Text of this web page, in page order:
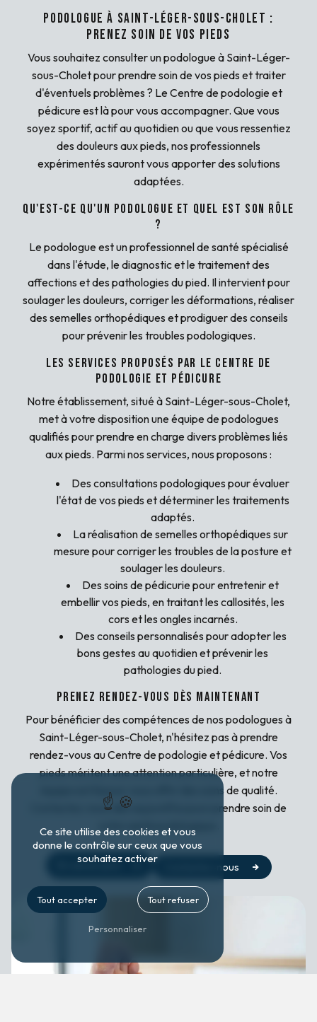
Podologue à Saint-Léger-sous-Cholet :
prenez soin de vos pieds
Vous souhaitez consulter un podologue à Saint-Léger-
sous-Cholet pour prendre soin de vos pieds et traiter
d'éventuels problèmes ? Le Centre de podologie et
pédicure est là pour vous accompagner. Que vous
soyez sportif, actif au quotidien ou que vous ressentiez
des douleurs aux pieds, nos professionnels
expérimentés sauront vous apporter des solutions
adaptées.
Qu'est-ce qu'un podologue et quel est son rôle
?
Le podologue est un professionnel de santé spécialisé
dans l'étude, le diagnostic et le traitement des
affections et des pathologies du pied. Il intervient pour
soulager les douleurs, corriger les déformations, réaliser
des semelles orthopédiques et prodiguer des conseils
pour prévenir les troubles podologiques.
Les services proposés par le Centre de
podologie et pédicure
Notre établissement, situé à Saint-Léger-sous-Cholet,
met à votre disposition une équipe de podologues
qualifiés pour prendre en charge divers problèmes liés
aux pieds. Parmi nos services, nous proposons :
Des consultations podologiques pour évaluer
l'état de vos pieds et déterminer les traitements
adaptés.
La réalisation de semelles orthopédiques sur
mesure pour corriger les troubles de la posture et
soulager les douleurs.
Des soins de pédicurie pour entretenir et
embellir vos pieds, en traitant les callosités, les
cors et les ongles incarnés.
Des conseils personnalisés pour adopter les
bons gestes au quotidien et prévenir les
pathologies du pied.
Prenez rendez-vous dès maintenant
Pour bénéficier des compétences de nos podologues à
Saint-Léger-sous-Cholet, n'hésitez pas à prendre
rendez-vous au Centre de podologie et pédicure. Vos
pieds méritent une attention particulière, et notre
équipe est là pour vous offrir des soins de qualité.
Contactez-nous dès aujourd'hui pour prendre soin de
votre santé podologique.
En savoir plus Contactez-nous
Ce site utilise des cookies et vous
donne le contrôle sur ceux que vous
souhaitez activer
Tout accepter Tout refuser
Personnaliser